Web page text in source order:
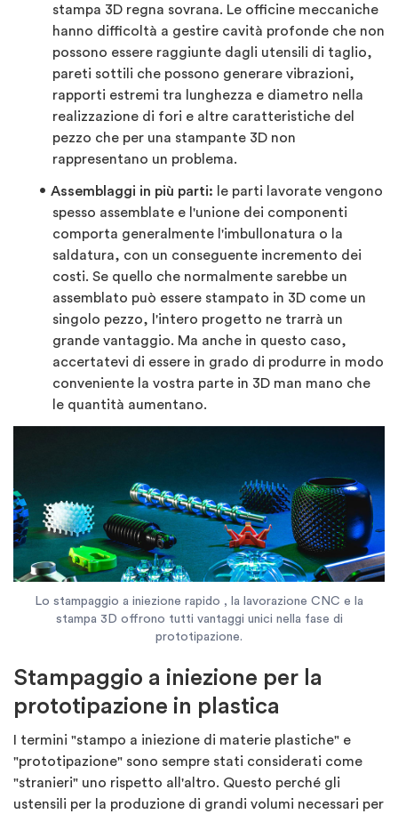
stampa 3D regna sovrana. Le officine meccaniche
hanno difficoltà a gestire cavità profonde che non
possono essere raggiunte dagli utensili di taglio,
pareti sottili che possono generare vibrazioni,
rapporti estremi tra lunghezza e diametro nella
realizzazione di fori e altre caratteristiche del
pezzo che per una stampante 3D non
rappresentano un problema.
Assemblaggi in più parti: le parti lavorate vengono
spesso assemblate e l'unione dei componenti
comporta generalmente l'imbullonatura o la
saldatura, con un conseguente incremento dei
costi. Se quello che normalmente sarebbe un
assemblato può essere stampato in 3D come un
singolo pezzo, l'intero progetto ne trarrà un
grande vantaggio. Ma anche in questo caso,
accertatevi di essere in grado di produrre in modo
conveniente la vostra parte in 3D man mano che
le quantità aumentano.
Lo stampaggio a iniezione rapido , la lavorazione CNC e la
stampa 3D offrono tutti vantaggi unici nella fase di
prototipazione.
Stampaggio a iniezione per la
prototipazione in plastica
I termini "stampo a iniezione di materie plastiche" e
"prototipazione" sono sempre stati considerati come
"stranieri" uno rispetto all'altro. Questo perché gli
ustensili per la produzione di grandi volumi necessari per